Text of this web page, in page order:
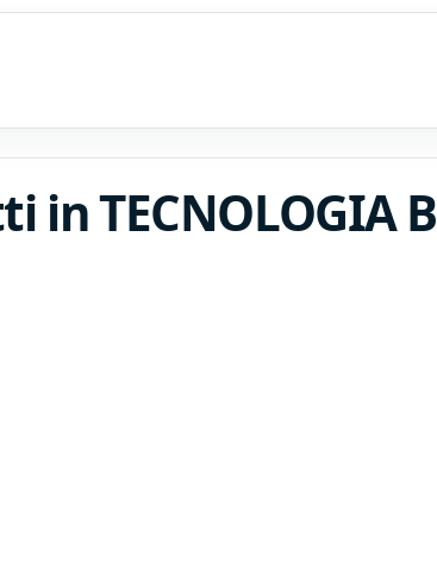
in TECNOLOGIA